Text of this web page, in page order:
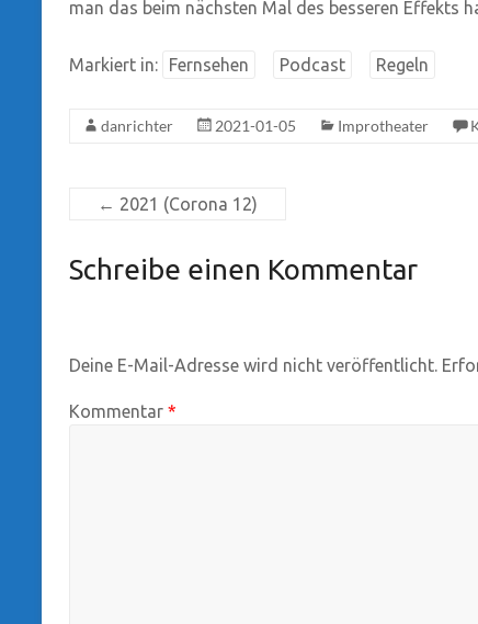
man das beim nächsten Mal des besseren Effekts
Markiert in: Fernsehen Podcast Regeln
danrichter 2021-01-05 Improtheater
← 2021 (Corona 12)
Schreibe einen Kommentar
Deine E-Mail-Adresse wird nicht veröffentlicht.
Kommentar *